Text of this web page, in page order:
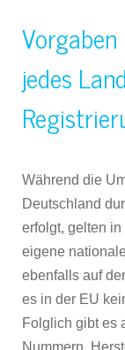
jedes
Während die
Deutschland
erfolgt, gelten
eigene
ebenfalls auf
es in der EU
Folglich gibt es